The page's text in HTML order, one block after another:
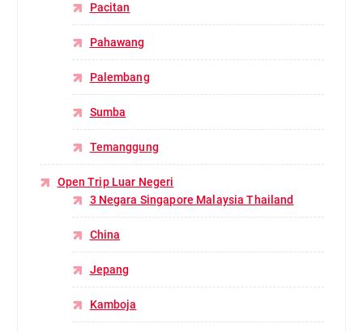
Pacitan
Pahawang
Palembang
Sumba
Temanggung
Open Trip Luar Negeri
3 Negara Singapore Malaysia Thailand
China
Jepang
Kamboja